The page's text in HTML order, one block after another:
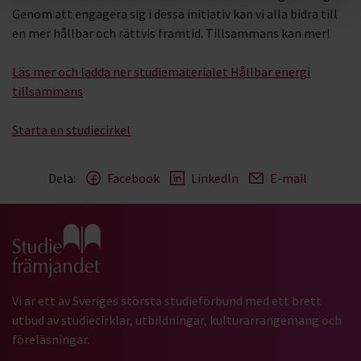
Genom att engagera sig i dessa initiativ kan vi alla bidra till
en mer hållbar och rättvis framtid. Tillsammans kan mer!
Läs mer och ladda ner studiematerialet Hållbar energi
tillsammans
Starta en studiecirkel
Dela: Facebook LinkedIn E-mail
Gå till studiefrämjandets startsida
Vi är ett av Sveriges största studieförbund med ett brett
utbud av studiecirklar, utbildningar, kulturarrangemang och
föreläsningar.